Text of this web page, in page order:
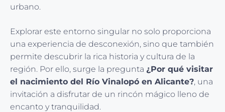
urbano.
Explorar este entorno singular no solo proporciona
una experiencia de desconexión, sino que también
permite descubrir la rica historia y cultura de la
región. Por ello, surge la pregunta ¿Por qué visitar
el nacimiento del Río Vinalopó en Alicante?, una
invitación a disfrutar de un rincón mágico lleno de
encanto y tranquilidad.